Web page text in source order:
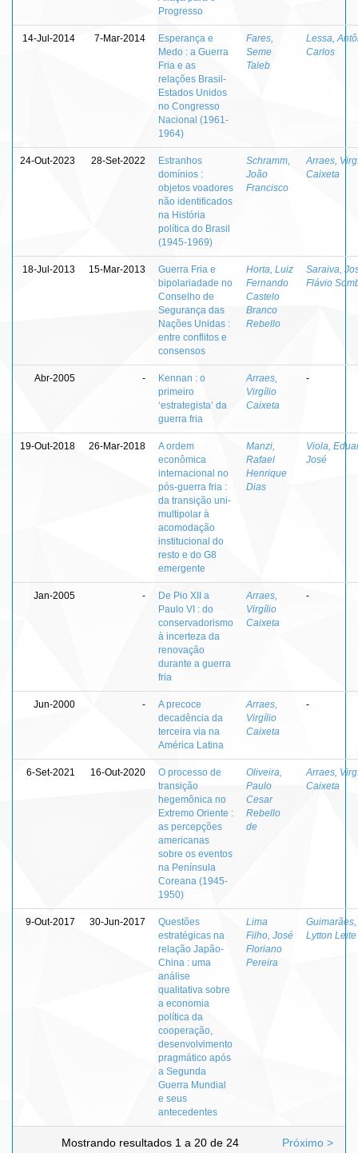
Progresso
14-Jul-2014 7-Mar-2014
Esperança e
Medo : a Guerra
Fria e as
relações Brasil-
Estados Unidos
no Congresso
Nacional (1961-
1964)
Fares,
Seme
Taleb
Lessa,
Carlos
24-Out-2023 28-Set-2022
Estranhos
domínios :
objetos voadores
não identificados
na História
política do Brasil
(1945-1969)
Schramm,
João
Francisco
Arraes,
Caixeta
18-Jul-2013 15-Mar-2013
Guerra Fria e
bipolariadade no
Conselho de
Segurança das
Nações Unidas :
entre conflitos e
consensos
Horta, Luiz
Fernando
Castelo
Branco
Rebello
Saraiva,
Flávio
Abr-2005 -
Kennan : o
primeiro
‘estrategista’ da
guerra fria
Arraes,
Virgílio
Caixeta
-
19-Out-2018 26-Mar-2018
A ordem
econômica
internacional no
pós-guerra fria :
da transição uni-
multipolar à
acomodação
institucional do
resto e do G8
emergente
Manzi,
Rafael
Henrique
Dias
Viola,
José
Jan-2005 -
De Pio XII a
Paulo VI : do
conservadorismo
à incerteza da
renovação
durante a guerra
fria
Arraes,
Virgílio
Caixeta
-
Jun-2000 -
A precoce
decadência da
terceira via na
América Latina
Arraes,
Virgílio
Caixeta
-
6-Set-2021 16-Out-2020
O processo de
transição
hegemônica no
Extremo Oriente :
as percepções
americanas
sobre os eventos
na Península
Coreana (1945-
1950)
Oliveira,
Paulo
Cesar
Rebello
de
Arraes,
Caixeta
9-Out-2017 30-Jun-2017
Questões
estratégicas na
relação Japão-
China : uma
análise
qualitativa sobre
a economia
política da
cooperação,
desenvolvimento
pragmático após
a Segunda
Guerra Mundial
e seus
antecedentes
Lima
Filho, José
Floriano
Pereira
Guimarães,
Lytton Leite
Mostrando resultados 1 a 20 de 24 Próximo >